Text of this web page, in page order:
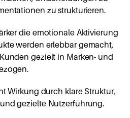
zu strukturieren.
die emotionale Aktivierung
werden erlebbar gemacht,
gezielt in Marken- und
Wirkung durch klare Struktur,
gezielte Nutzerführung.